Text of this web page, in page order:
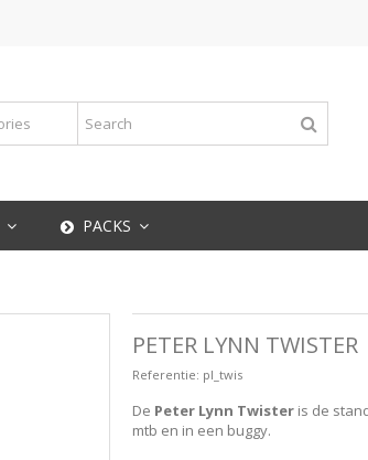
PACKS
PETER LYNN TWISTER
Referentie: pl_twis
De Peter Lynn Twister is de
mtb en in een buggy.